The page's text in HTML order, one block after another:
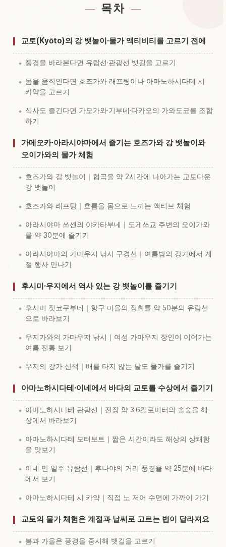
숙소 찾기
체험 찾기 ↗
목차
교토(Kyōto)의 강 뱃놀이·물가 액티비티를 고르기 전에
풍경을 바라본다면 유람선·관광선 뱃길을 고르기
몸을 움직인다면 호즈가와 래프팅이나 아마노하시다테 시
카약을 고르기
식사도 즐긴다면 가모가와·기부네·다카오의 가와도코를 조합
하기
가메오카·아라시야마에서 즐기는 호즈가와 강 뱃놀이와
오이가와의 물가 체험
호즈가와 강 뱃놀이｜협곡을 약 2시간에 나아가는 교토다운
강 뱃놀이
호즈가와 래프팅｜흐름을 몸으로 느끼는 액티브 체험
아라시야마 쓰센의 야카타부네｜도게쓰교 주변의 오이가와
를 약 30분에 즐기기
아라시야마의 가마우지 낚시 구경선｜여름밤의 강가에서 계
절 행사 만나기
후시미·우지에서 역사 있는 강 뱃놀이를 즐기기
후시미 짓코쿠부네｜항구 마을의 정취를 약 50분의 유람선
으로 바라보기
우지가와의 가마우지 낚시｜여성 가마우지 장인이 이어가는
여름 전통 보기
우지의 강가 산책｜배를 타지 않는 날도 물가를 즐기기
아마노하시다테·이네에서 바다의 교토를 수상에서 즐기기
아마노하시다테 관광선｜전장 약 3.6킬로미터의 솔숲을 해
상에서 바라보기
아마노하시다테 모터보트｜짧은 시간이라도 해상의 상쾌함
을 맛보기
이네 만 일주 유람선｜후나야의 거리 풍경을 약 25분에 바다
에서 보기
아마노하시다테 시 카약｜직접 노 저어 수면에 가까이 가기
교토의 물가 체험은 계절과 날씨로 고르는 법이 달라져요
봄과 가을은 풍경을 중시해 뱃길을 고르기